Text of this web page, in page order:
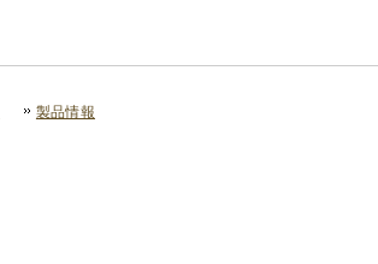
製品情報